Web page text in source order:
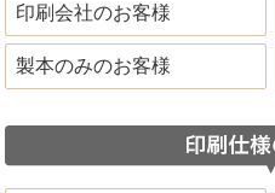
印刷会社のお客様
製本のみのお客様